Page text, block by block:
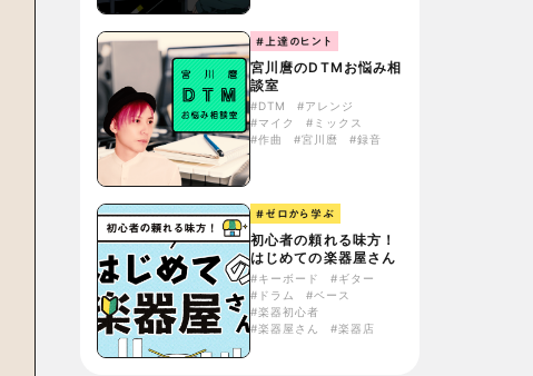
#上達のヒント
宮川麿のDTMお悩み相
談室
#DTM
#アレンジ
#マイク
#ミックス
#作曲
#宮川麿 #録音
#ゼロから学ぶ
初心者の頼れる味方！
はじめての楽器屋さん
#キーボード
#ギター
#ドラム
#ベース
#楽器初心者
#楽器屋さん
#楽器店